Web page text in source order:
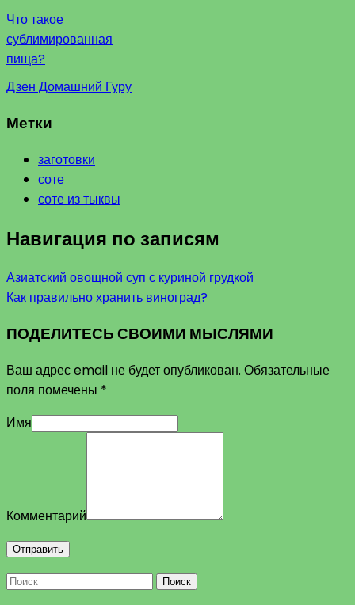
Что такое
сублимированная
пища?
Дзен Домашний Гуру
Метки
заготовки
соте
соте из тыквы
Навигация по записям
Азиатский овощной суп с куриной грудкой
Как правильно хранить виноград?
ПОДЕЛИТЕСЬ СВОИМИ МЫСЛЯМИ
Ваш адрес email не будет опубликован. Обязательные
поля помечены *
Имя
Комментарий
Поиск